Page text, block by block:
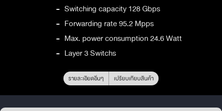
- Switching capacity 128 Gbps
- Forwarding rate 95.2 Mpps
- Max. power consumption 24.6 Watt
- Layer 3 Switchs
รายละเอียดอื่นๆ เปรียบเทียบสินค้า